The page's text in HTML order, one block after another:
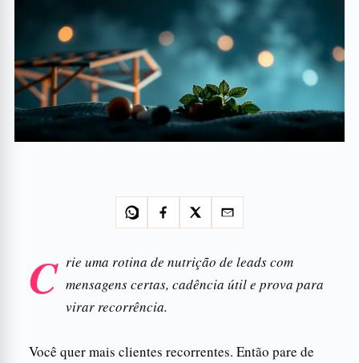
C rie uma rotina de nutrição de leads com
mensagens certas, cadência útil e prova para
virar recorrência.
Você quer mais clientes recorrentes. Então pare de